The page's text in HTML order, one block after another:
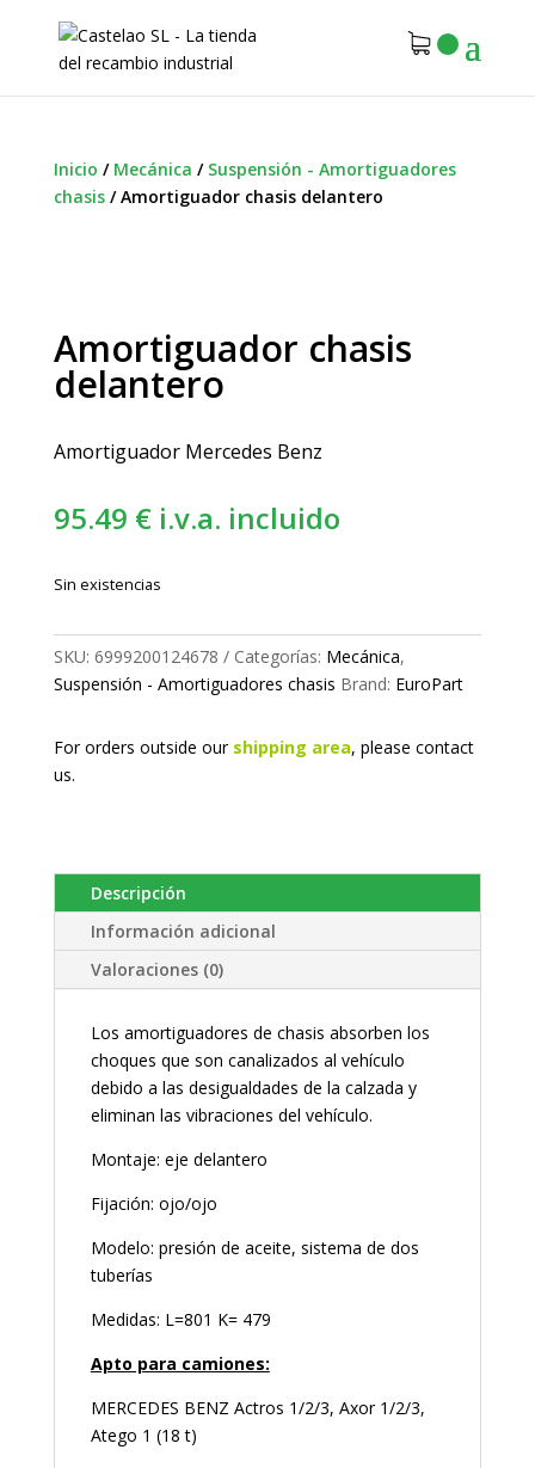
Inicio / Mecánica / Suspensión - Amortiguadores
chasis/Amortiguador chasis delantero
Amortiguador chasis
delantero
Amortiguador Mercedes Benz
95.49 € i.v.a. incluido
Sin existencias
SKU: 6999200124678 Categorías: Mecánica,
Suspensión - Amortiguadores chasis Brand: EuroPart
For orders outside our shipping area, please contact
us.
Descripción
Información adicional
Valoraciones (0)
Los amortiguadores de chasis absorben los
choques que son canalizados al vehículo
debido a las desigualdades de la calzada y
eliminan las vibraciones del vehículo.
Montaje: eje delantero
Fijación: ojo/ojo
Modelo: presión de aceite, sistema de dos
tuberías
Medidas: L=801 K= 479
Apto para camiones:
MERCEDES BENZ Actros 1/2/3, Axor 1/2/3,
Atego 1 (18 t)